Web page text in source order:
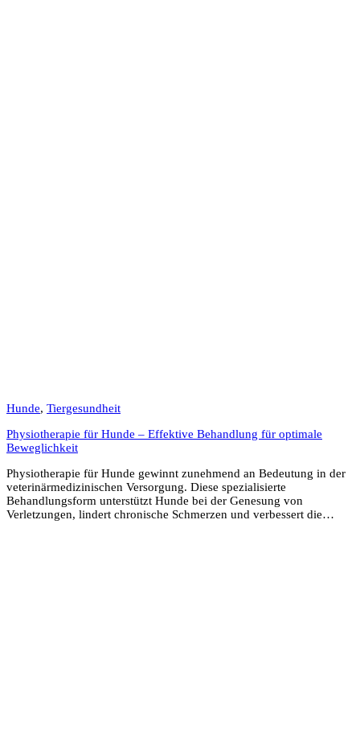
Hunde, Tiergesundheit
Physiotherapie für Hunde – Effektive Behandlung für optimale
Beweglichkeit
Physiotherapie für Hunde gewinnt zunehmend an Bedeutung in der
veterinärmedizinischen Versorgung. Diese spezialisierte
Behandlungsform unterstützt Hunde bei der Genesung von
Verletzungen, lindert chronische Schmerzen und verbessert die…